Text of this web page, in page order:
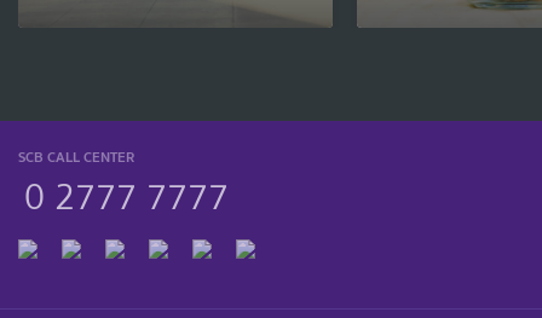
SCB CALL CENTER
0 2777 7777